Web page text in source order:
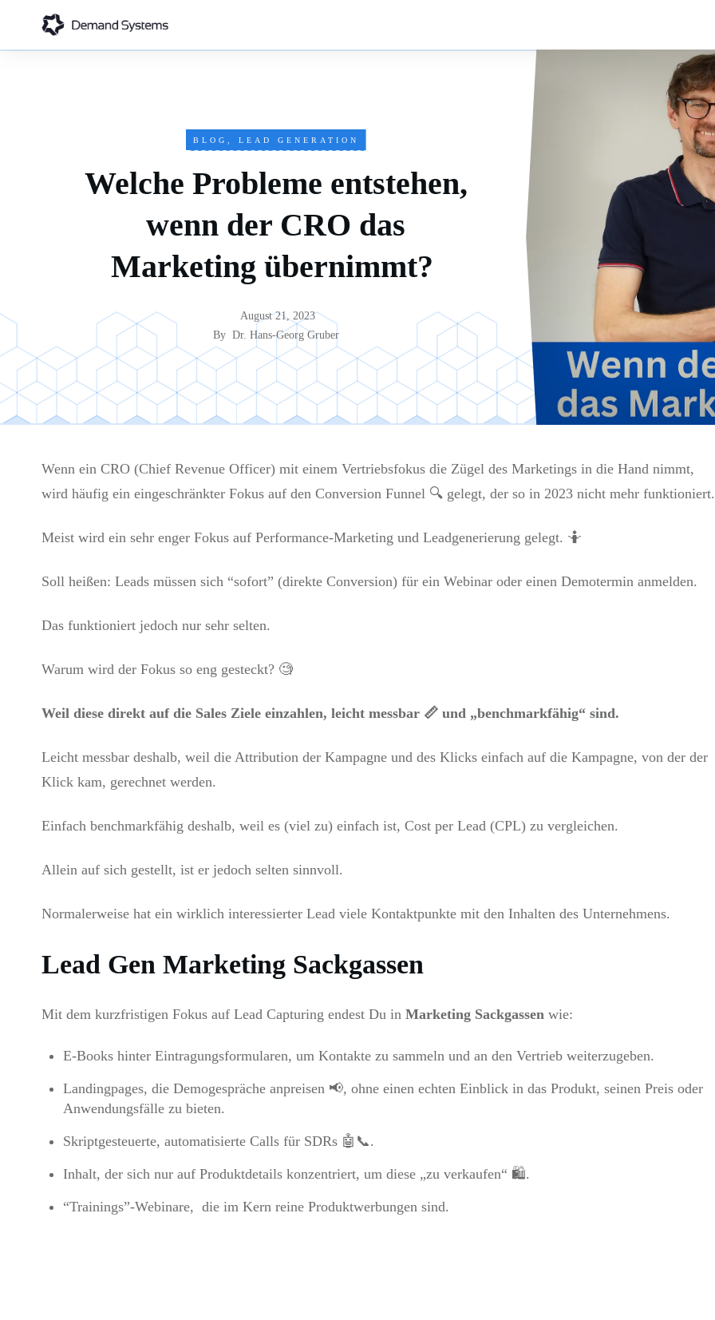
BLOG LEAD GENERATION
Welche Probleme entstehen,
wenn der CRO das
Marketing übernimmt?
August 21, 2023
By Dr. Hans-Georg Gruber
Wenn ein CRO (Chief Revenue Officer) mit einem Vertriebsfokus die Zügel des Marketings in die Hand nimmt,
wird häufig ein eingeschränkter Fokus auf den Conversion Funnel 🔍 gelegt, der so in 2023 nicht mehr funktioniert.
Meist wird ein sehr enger Fokus auf Performance-Marketing und Leadgenerierung gelegt. 🤷
Soll heißen: Leads müssen sich “sofort” (direkte Conversion) für ein Webinar oder einen Demotermin anmelden.
Das funktioniert jedoch nur sehr selten.
Warum wird der Fokus so eng gesteckt? 🧐
Weil diese direkt auf die Sales Ziele einzahlen, leicht messbar 📏 und „benchmarkfähig“ sind.
Leicht messbar deshalb, weil die Attribution der Kampagne und des Klicks einfach auf die Kampagne, von der der
Klick kam, gerechnet werden.
Einfach benchmarkfähig deshalb, weil es (viel zu) einfach ist, Cost per Lead (CPL) zu vergleichen.
Allein auf sich gestellt, ist er jedoch selten sinnvoll.
Normalerweise hat ein wirklich interessierter Lead viele Kontaktpunkte mit den Inhalten des Unternehmens.
Lead Gen Marketing Sackgassen
Mit dem kurzfristigen Fokus auf Lead Capturing endest Du in Marketing Sackgassen wie:
E-Books hinter Eintragungsformularen, um Kontakte zu sammeln und an den Vertrieb weiterzugeben.
Landingpages, die Demogespräche anpreisen 📢, ohne einen echten Einblick in das Produkt, seinen Preis oder
Anwendungsfälle zu bieten.
Skriptgesteuerte, automatisierte Calls für SDRs 🤖📞.
Inhalt, der sich nur auf Produktdetails konzentriert, um diese „zu verkaufen“ 🛍.
“Trainings”-Webinare, die im Kern reine Produktwerbungen sind.